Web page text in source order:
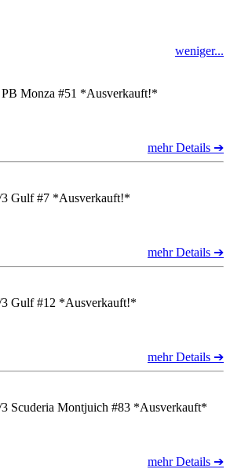
weniger...
Monza #51 *Ausverkauft!*
mehr Details ➔
Gulf #7 *Ausverkauft!*
mehr Details ➔
Gulf #12 *Ausverkauft!*
mehr Details ➔
Scuderia Montjuich #83 *Ausverkauft*
mehr Details ➔